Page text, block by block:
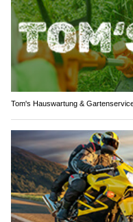
Tom's Hauswartung &